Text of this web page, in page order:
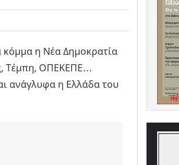
η Νέα Δημοκρατία
Τέμπη, ΟΠΕΚΕΠΕ…
ανάγλυφα η Ελλάδα του